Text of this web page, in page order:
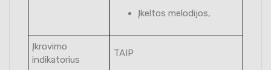
Įkeltos melodijos,
Įkrovimo
indikatorius
TAIP